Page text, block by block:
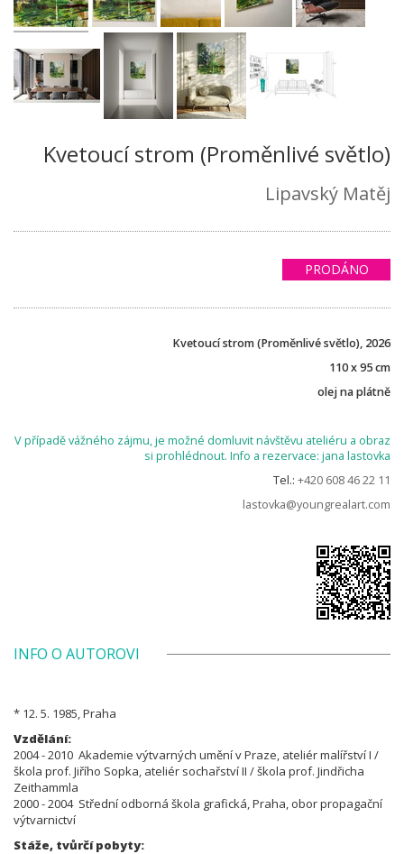
Kvetoucí strom (Proměnlivé světlo)
Lipavský Matěj
PRODÁNO
Kvetoucí strom (Proměnlivé světlo), 2026
110 x 95 cm
olej na plátně
V případě vážného zájmu, je možné domluvit návštěvu ateliéru a obraz
si prohlédnout. Info a rezervace: jana lastovka
Tel.: +420 608 46 22 11
lastovka@youngrealart.com
INFO O AUTOROVI
* 12. 5. 1985, Praha
Vzdělání:
2004 - 2010 Akademie výtvarných umění v Praze, ateliér malířství I /
škola prof. Jiřího Sopka, ateliér sochařství II / škola prof. Jindřicha
Zeithammla
2000 - 2004 Střední odborná škola grafická, Praha, obor propagační
výtvarnictví
Stáže, tvůrčí pobyty: